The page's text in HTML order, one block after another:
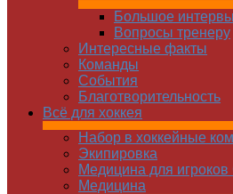
Большое
Вопросы тренеру
Интересные факты
Команды
Cобытия
Благотворительность
Всё для хоккея
Набор в хоккейные
Экипировка
Медицина для
Медицина